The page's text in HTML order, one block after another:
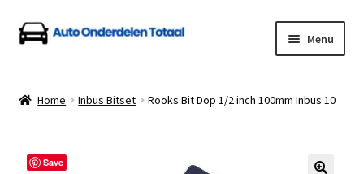
Ga
door
navigatie
Ga
naar
inhoud
Menu
Auto Onderdelen Shop
Home Inbus Bitset Rooks Bit Dop 1/2 inch 100mm Inbus 10
Save